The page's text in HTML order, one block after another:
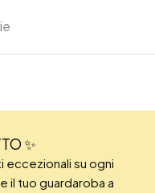
✨
su ogni
il tuo guardaroba a